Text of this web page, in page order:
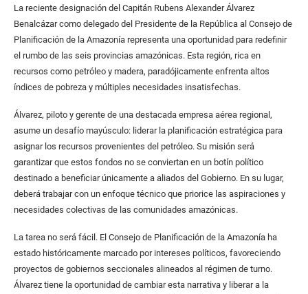
La reciente designación del Capitán Rubens Alexander Álvarez
Benalcázar como delegado del Presidente de la República al Consejo de
Planificación de la Amazonía representa una oportunidad para redefinir
el rumbo de las seis provincias amazónicas. Esta región, rica en
recursos como petróleo y madera, paradójicamente enfrenta altos
índices de pobreza y múltiples necesidades insatisfechas.
Álvarez, piloto y gerente de una destacada empresa aérea regional,
asume un desafío mayúsculo: liderar la planificación estratégica para
asignar los recursos provenientes del petróleo. Su misión será
garantizar que estos fondos no se conviertan en un botín político
destinado a beneficiar únicamente a aliados del Gobierno. En su lugar,
deberá trabajar con un enfoque técnico que priorice las aspiraciones y
necesidades colectivas de las comunidades amazónicas.
La tarea no será fácil. El Consejo de Planificación de la Amazonía ha
estado históricamente marcado por intereses políticos, favoreciendo
proyectos de gobiernos seccionales alineados al régimen de turno.
Álvarez tiene la oportunidad de cambiar esta narrativa y liberar a la